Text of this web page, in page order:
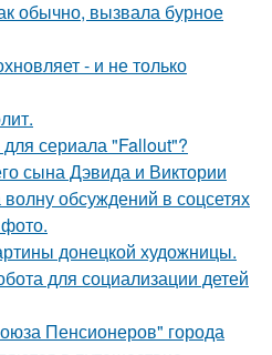
обычно, вызвала бурное
- и не только
сериала "Fallout"?
сына Дэвида и Виктории
обсуждений в соцсетях
донецкой художницы.
для социализации детей
Пенсионеров" города